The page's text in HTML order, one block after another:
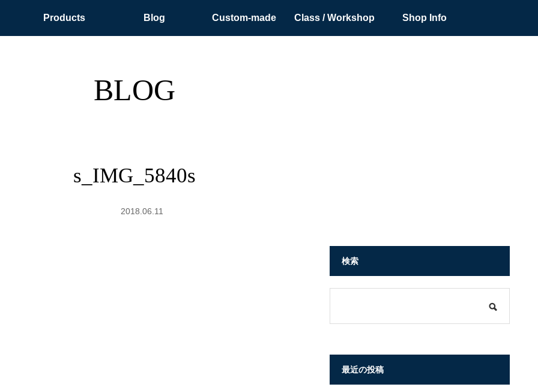
Products Blog Custom-made Class / Workshop Shop Info
BLOG
s_IMG_5840s
2018.06.11
検索
最近の投稿